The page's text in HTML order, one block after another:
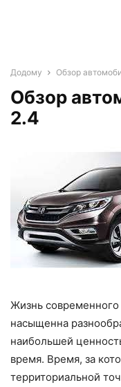
Додому Обзор
Обзор
2.4
Жизнь
насыщенна
наибольшей
время. Время, за
территориальной